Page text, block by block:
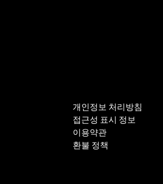
개인정보 처리방침
접근성 표시 정보
이용약관
환불 정책